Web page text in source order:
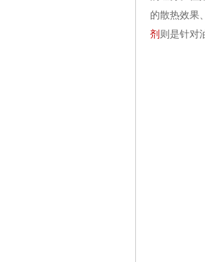
的散热效果
剂 则是针对